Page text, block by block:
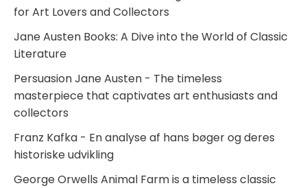
for Art Lovers and Collectors
Jane Austen Books: A Dive into the World of Classic
Literature
Persuasion Jane Austen - The timeless
masterpiece that captivates art enthusiasts and
collectors
Franz Kafka - En analyse af hans bøger og deres
historiske udvikling
George Orwells Animal Farm is a timeless classic